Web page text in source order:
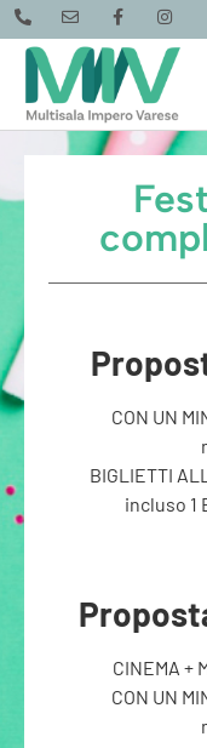
CON UN
BIGLIETTI
incluso 1
CINEMA +
CON UN